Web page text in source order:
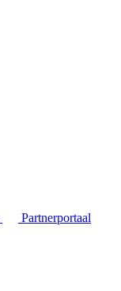
Partnerportaal